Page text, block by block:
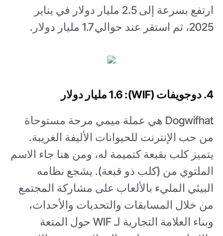
ارتفع بسرعة إلى 2.5 مليار دولار في يناير
2025، ثم استقر عند حوالي 1.7 مليار دولار.
4. دوجويفات (WIF): 1.6 مليار دولار
Dogwifhat هي عملة ميمي مرحة مستوحاة
من حب الإنترنت للحيوانات الأليفة الغريبة.
يتميز كلب بقبعة كتميمة له، ومن هنا جاء الاسم
الملتوي من (كلب ذو قبعة). يشجع نظامه
البيئي المليء بالألعاب على مشاركة المجتمع
من خلال المسابقات والتحديات والأحداث،
وبناء العلامة التجارية لـ WIF حول المتعة